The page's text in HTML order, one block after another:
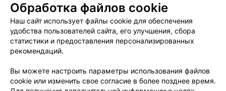
Вакансии
Публичный договор
Способы оплаты
Публичный договор по использованию сервиса
«Афиша»
Пользовательское соглашение
Связаться по вопросам сотрудничества
Написать руководителю relax.by
Обработка файлов cookie
Наш сайт использует файлы cookie для обеспечения
удобства пользователей сайта, его улучшения, сбора
статистики и предоставления персонализированных
рекомендаций.
Вы можете настроить параметры использования файлов
cookie или изменить свое согласие в более позднее время.